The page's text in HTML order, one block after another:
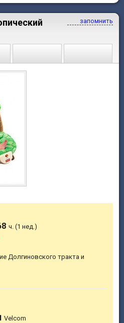
запомнить
ч. (1 нед.)
Долгиновского тракта и
Velcom